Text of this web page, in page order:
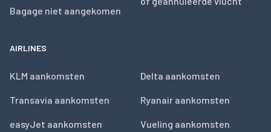
Bagage niet aangekomen
AIRLINES
KLM aankomsten
Transavia aankomsten
easyJet aankomsten
Delta aankomsten
Ryanair aankomsten
Vueling aankomsten